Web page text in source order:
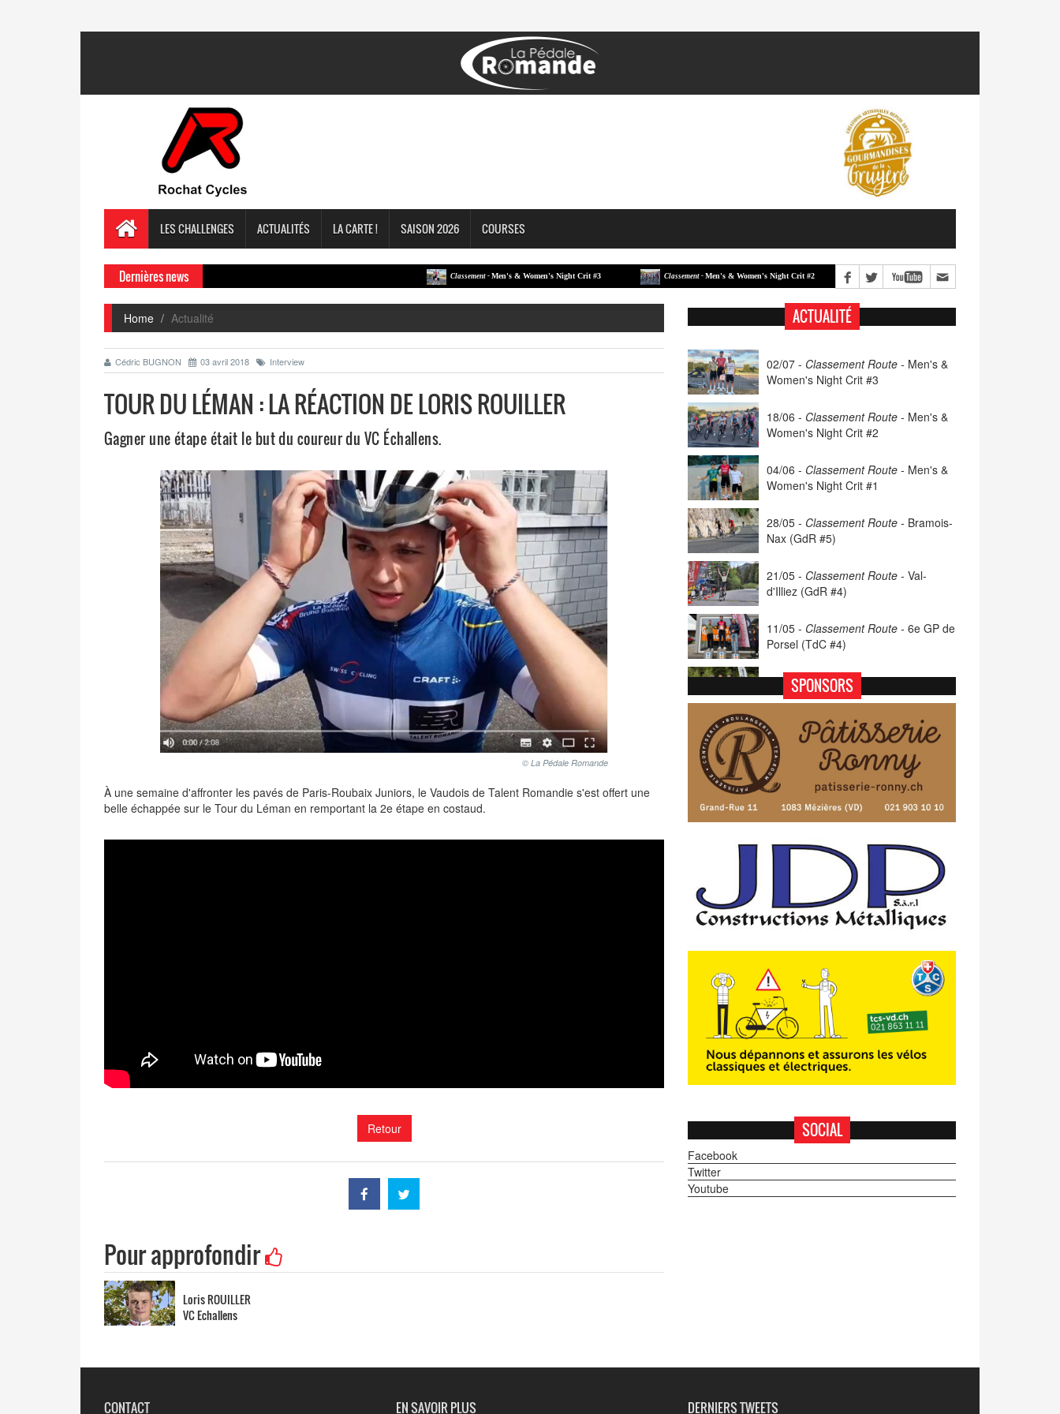
LES CHALLENGES ACTUALITÉS LA CARTE ! SAISON 2026 COURSES
Dernières news Classement -Men's & Women's Night Crit #3 Classement -Men's & Women's Night Crit #2 Classement - Men's & Women's Night Crit #1
Home Actualité
Cédric BUGNON 03 avril 2018 Interview
TOUR DU LÉMAN : LA RÉACTION DE LORIS ROUILLER
Gagner une étape était le but du coureur du VC Échallens.
© La Pédale Romande
À une semaine d'affronter les pavés de Paris-Roubaix Juniors, le Vaudois de Talent Romandie s'est offert une
belle échappée sur le Tour du Léman en remportant la 2e étape en costaud.
Retour
Pour approfondir
Loris ROUILLER
VC Echallens
ACTUALITÉ
02/07 - Classement Route - Men's &
Women's Night Crit #3
18/06 - Classement Route - Men's &
Women's Night Crit #2
04/06 - Classement Route - Men's &
Women's Night Crit #1
28/05 - Classement Route - Bramois-
Nax (GdR #5)
21/05 - Classement Route - Val-
d'Illiez (GdR #4)
11/05 - Classement Route - 6e GP de
Porsel (TdC #4)
07/05 -Classement Route -Blonay-
Les Pléiades (GdR #3)
23/04 -Classement Route -4e Pringy
- Moléson (TdC #3)
14/04 - Photos -Les photos du 5e GP
de Semsales
Classement Route -
Semsales (TdC #2)
SPONSORS
SOCIAL
Facebook
Twitter
Youtube
CONTACT EN SAVOIR PLUS DERNIERS TWEETS